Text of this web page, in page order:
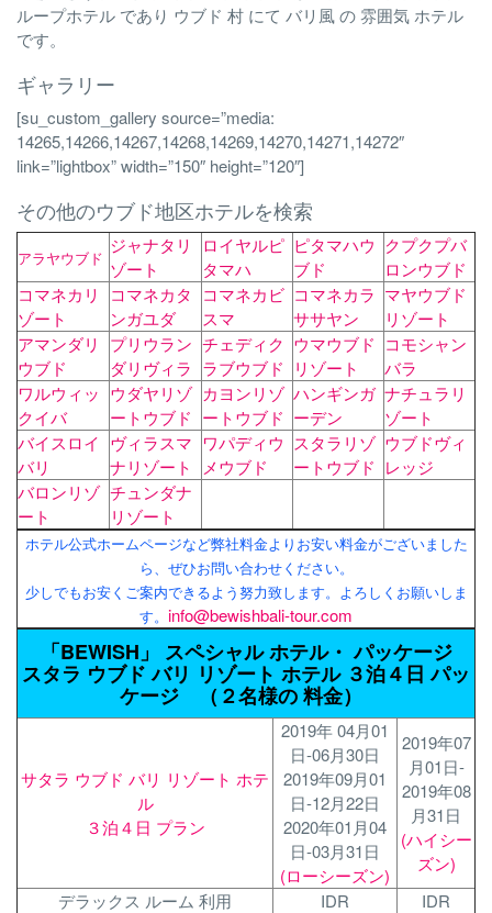
ループホテル であり ウブド 村 にて バリ風 の 雰囲気 ホテル
です。
ギャラリー
[su_custom_gallery source=”media:
14265,14266,14267,14268,14269,14270,14271,14272″
link=”lightbox” width=”150″ height=”120″]
その他のウブド地区ホテルを検索
アラヤウブド
ジャナタリ
ゾート
ロイヤルピ
タマハ
ピタマハウ
ブド
クプクプバ
ロンウブド
コマネカリ
ゾート
コマネカタ
ンガユダ
コマネカビ
スマ
コマネカラ
ササヤン
マヤウブド
リゾート
アマンダリ
ウブド
プリウラン
ダリヴィラ
チェディク
ラブウブド
ウマウブド
リゾート
コモシャン
バラ
ワルウィッ
クイバ
ウダヤリゾ
ートウブド
カヨンリゾ
ートウブド
ハンギンガ
ーデン
ナチュラリ
ゾート
バイスロイ
バリ
ヴィラスマ
ナリゾート
ワパディウ
メウブド
スタラリゾ
ートウブド
ウブドヴィ
レッジ
バロンリゾ
ート
チュンダナ
リゾート
ホテル公式ホームページなど弊社料金よりお安い料金がございました
ら、ぜひお問い合わせください。
少しでもお安くご案内できるよう努力致します。よろしくお願いしま
す。 info@bewishbali-tour.com
「BEWISH」 スペシャル ホテル・ パッケージ
スタラ ウブド バリ リゾート ホテル ３泊４日 パッ
ケージ （２名様の 料金）
サタラ ウブド バリ リゾート ホテ
ル
３泊４日 プラン
2019年 04月01
日-06月30日
2019年09月01
日-12月22日
2020年01月04
日-03月31日
(ローシーズン)
2019年07
月01日-
2019年08
月31日
(ハイシー
ズン)
デラックス ルーム 利用
IDR
IDR